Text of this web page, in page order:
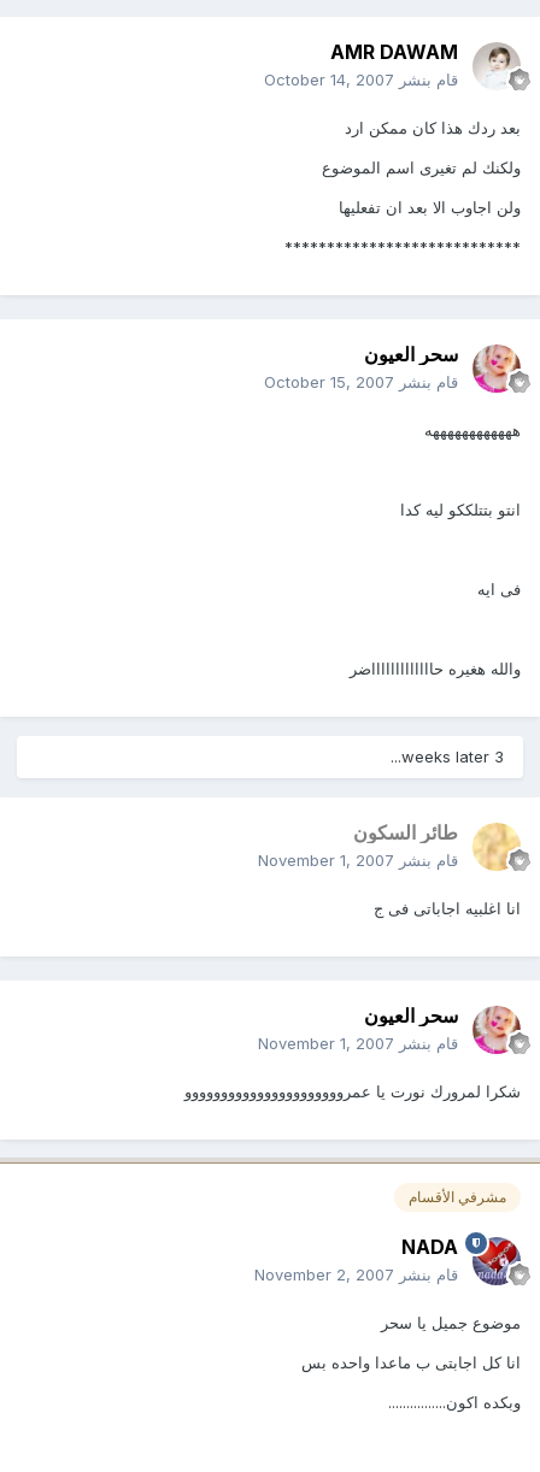
AMR DAWAM
قام بنشر October 14, 2007
بعد ردك هذا كان ممكن ارد
ولكنك لم تغيرى اسم الموضوع
ولن اجاوب الا بعد ان تفعليها
****************************
سحر العيون
قام بنشر October 15, 2007
ههههههههههههه
انتو بتتلككو ليه كدا
فى ايه
والله هغيره حاااااااااااااضر
3 weeks later...
طائر السكون
قام بنشر November 1, 2007
انا اغلبيه اجاباتى فى ج
سحر العيون
قام بنشر November 1, 2007
شكرا لمرورك نورت يا عمروووووووووووووووووووووو
مشرفي الأقسام
NADA
قام بنشر November 2, 2007
موضوع جميل يا سحر
انا كل اجابتى ب ماعدا واحده بس
وبكده اكون................